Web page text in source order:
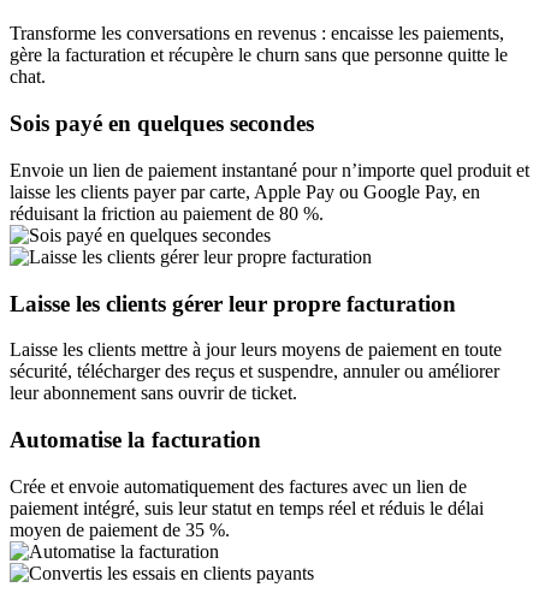
Transforme les conversations en revenus : encaisse les paiements,
gère la facturation et récupère le churn sans que personne quitte le
chat.
Sois payé en quelques secondes
Envoie un lien de paiement instantané pour n’importe quel produit et
laisse les clients payer par carte, Apple Pay ou Google Pay, en
réduisant la friction au paiement de 80 %.
Laisse les clients gérer leur propre facturation
Laisse les clients mettre à jour leurs moyens de paiement en toute
sécurité, télécharger des reçus et suspendre, annuler ou améliorer
leur abonnement sans ouvrir de ticket.
Automatise la facturation
Crée et envoie automatiquement des factures avec un lien de
paiement intégré, suis leur statut en temps réel et réduis le délai
moyen de paiement de 35 %.